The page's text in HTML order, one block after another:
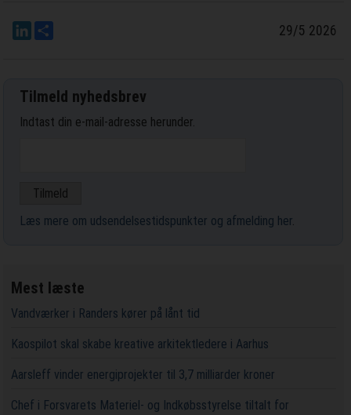
LinkedIn 29/5 2026
Tilmeld nyhedsbrev
Indtast din e-mail-adresse herunder.
Læs mere om udsendelsestidspunkter og afmelding her.
Mest læste
Vandværker i Randers kører på lånt tid
Kaospilot skal skabe kreative arkitektledere i Aarhus
Aarsleff vinder energiprojekter til 3,7 milliarder kroner
Chef i Forsvarets Materiel- og Indkøbsstyrelse tiltalt for